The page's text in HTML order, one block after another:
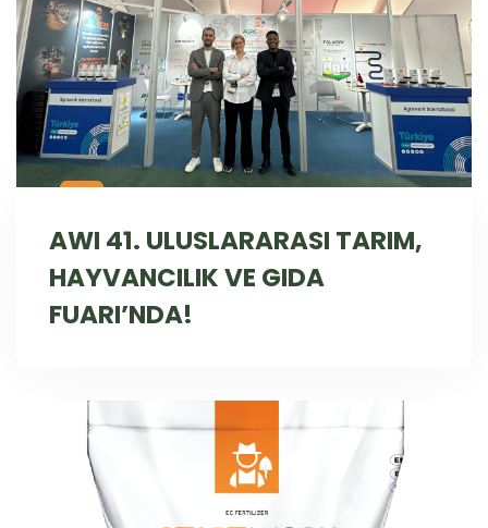
AWI 41. ULUSLARARASI TARIM,
HAYVANCILIK VE GIDA
FUARI’NDA!